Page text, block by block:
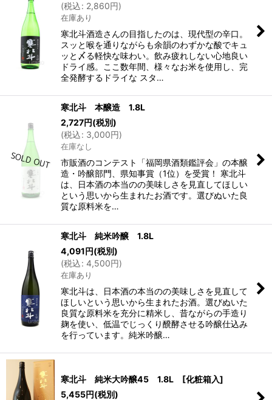
(税込: 2,860円)
在庫あり
寒北斗酒造さんの目指したのは、現代型の辛口。
スッと喉を通りながらも余韻のわずかな酸でキュ
ッと〆る軽快な味わい。飲み疲れしない心地良い
ドライ感。ここ数年間、様々なお米を使用し、完
全発酵するドライな スタ…
寒北斗 本醸造 1.8L
2,727円(税別)
(税込: 3,000円)
在庫なし
市販酒のコンテスト「福岡県酒類鑑評会」の本醸
造・吟醸部門、県知事賞（1位）を受賞！ 寒北斗
は、日本酒の本当のの美味しさを見直してほしい
という思いから生まれたお酒です。選びぬいた良
質な原料米を…
寒北斗 純米吟醸 1.8L
4,091円(税別)
(税込: 4,500円)
在庫あり
寒北斗は、日本酒の本当のの美味しさを見直して
ほしいという思いから生まれたお酒。選びぬいた
良質な原料米を充分に精米し、昔ながらの手造り
麹を使い、低温でじっくり醗酵させる吟醸仕込み
を行っています。純米吟醸…
寒北斗 純米大吟醸45 1.8L [化粧箱入]
5,455円(税別)